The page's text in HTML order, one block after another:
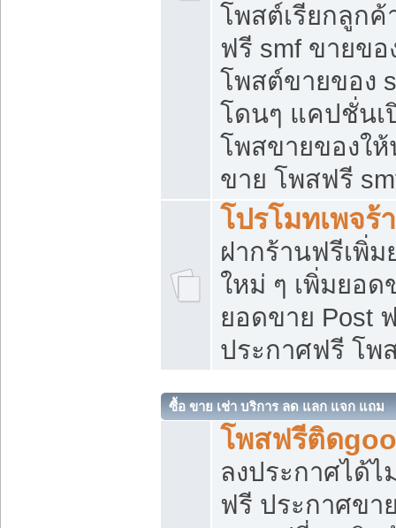
โพสต์เรียกลูกค้
ฟรี smf ขายขอ
โพสต์ขายของ
โดนๆ แคปชั่นเ
โพสขายของใ
ขาย โพสฟรี
โปรโมทเพจร้
ฝากร้านฟรีเพิ่
ใหม่ ๆ เพิ่มยอด
ยอดขาย Post
ประกาศฟรี โพ
ซื้อ ขาย เช่า บริการ ลด แลก แจก แถม
โพสฟรีติด
ลงประกาศได้
ฟรี ประกาศข